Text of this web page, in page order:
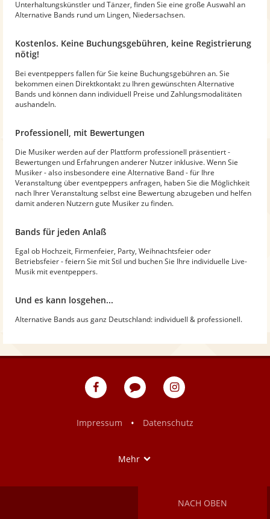
Unterhaltungskünstler und Tänzer, finden Sie eine große Auswahl an
Alternative Bands rund um Lingen, Niedersachsen.
Kostenlos. Keine Buchungsgebühren, keine Registrierung
nötig!
Bei eventpeppers fallen für Sie keine Buchungsgebühren an. Sie
bekommen einen Direktkontakt zu Ihren gewünschten Alternative
Bands und können dann individuell Preise und Zahlungsmodalitäten
aushandeln.
Professionell, mit Bewertungen
Die Musiker werden auf der Plattform professionell präsentiert -
Bewertungen und Erfahrungen anderer Nutzer inklusive. Wenn Sie
Musiker - also insbesondere eine Alternative Band - für Ihre
Veranstaltung über eventpeppers anfragen, haben Sie die Möglichkeit
nach Ihrer Veranstaltung selbst eine Bewertung abzugeben und helfen
damit anderen Nutzern gute Musiker zu finden.
Bands für jeden Anlaß
Egal ob Hochzeit, Firmenfeier, Party, Weihnachtsfeier oder
Betriebsfeier - feiern Sie mit Stil und buchen Sie Ihre individuelle Live-
Musik mit eventpeppers.
Und es kann losgehen...
Alternative Bands aus ganz Deutschland: individuell & professionell.
eventpeppers
Blog
eventpeppers
Impressum
• Datenschutz
Mehr
NACH OBEN